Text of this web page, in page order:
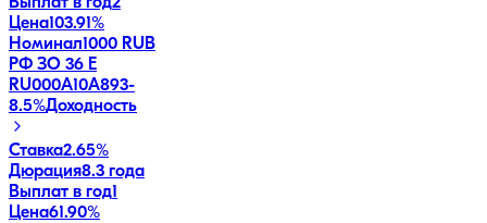
Цена103.91%
Номинал1000 RUB
РФ ЗО 36 Е
RU000A10A893-
8.5%Доходность
Ставка2.65%
Дюрация8.3 года
Выплат в год1
Цена61.90%